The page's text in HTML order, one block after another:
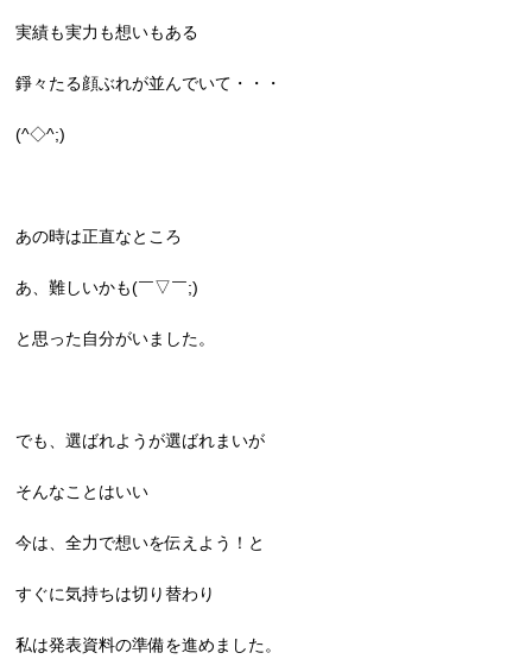
実績も実力も想いもある
錚々たる顔ぶれが並んでいて・・・
(^◇^;)
あの時は正直なところ
あ、難しいかも(￣▽￣;)
と思った自分がいました。
でも、選ばれようが選ばれまいが
そんなことはいい
今は、全力で想いを伝えよう！と
すぐに気持ちは切り替わり
私は発表資料の準備を進めました。